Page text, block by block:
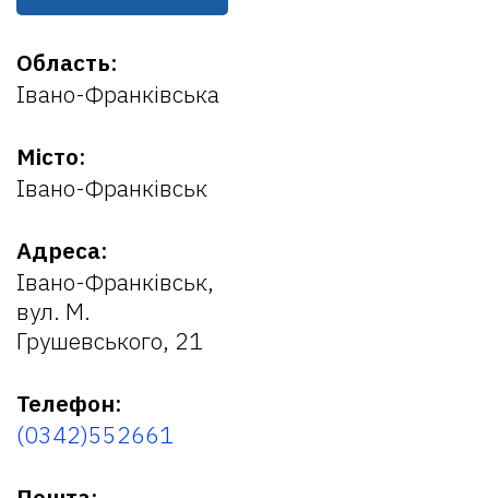
Область:
Івано-Франківська
Місто:
Івано-Франківськ
Адреса:
Івано-Франківськ,
вул. М.
Грушевського, 21
Телефон:
(0342)552661